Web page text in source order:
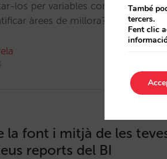
los per variables com ara
àrees de millora?…
la font i mitjà de les
reports del BI
També
tercers.
Fent clic